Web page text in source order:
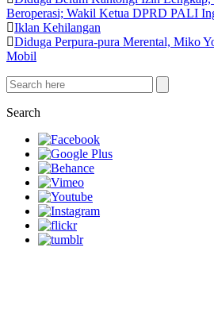
Beroperasi; Wakil Ketua DPRD PALI
Iklan Kehilangan
Diduga Perpura-pura Merental, Miko
Mobil
Search